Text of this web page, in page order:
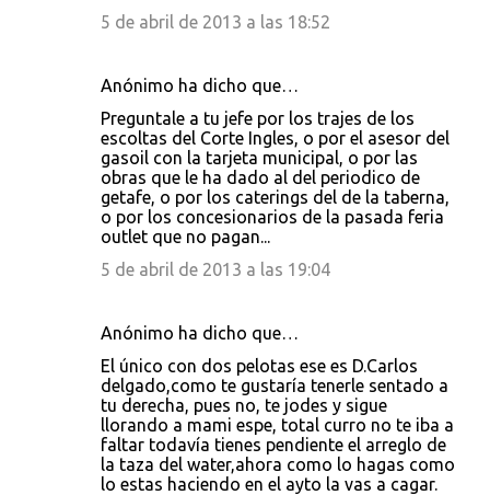
5 de abril de 2013 a las 18:52
Anónimo ha dicho que…
Preguntale a tu jefe por los trajes de los
escoltas del Corte Ingles, o por el asesor del
gasoil con la tarjeta municipal, o por las
obras que le ha dado al del periodico de
getafe, o por los caterings del de la taberna,
o por los concesionarios de la pasada feria
outlet que no pagan...
5 de abril de 2013 a las 19:04
Anónimo ha dicho que…
El único con dos pelotas ese es D.Carlos
delgado,como te gustaría tenerle sentado a
tu derecha, pues no, te jodes y sigue
llorando a mami espe, total curro no te iba a
faltar todavía tienes pendiente el arreglo de
la taza del water,ahora como lo hagas como
lo estas haciendo en el ayto la vas a cagar.